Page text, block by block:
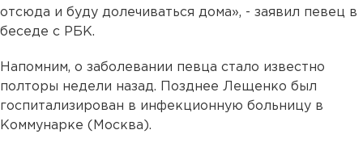
отсюда и буду долечиваться дома», - заявил певец в
беседе с РБК.
Напомним, о заболевании певца стало известно
полторы недели назад. Позднее Лещенко был
госпитализирован в инфекционную больницу в
Коммунарке (Москва).